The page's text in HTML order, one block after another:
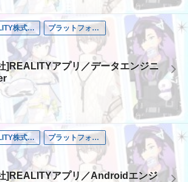
REALITY株式会社 プラットフォーム事業
]REALITYアプリ／データエンジニ
REALITY株式会社 プラットフォーム事業
]REALITYアプリ／Androidエンジ